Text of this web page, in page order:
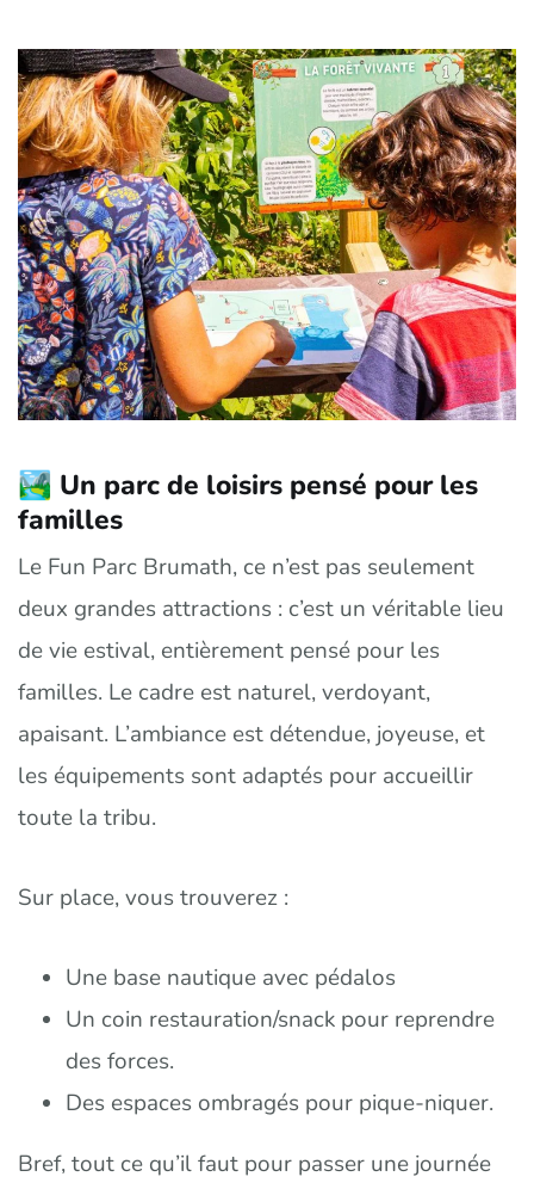
🏞️ Un parc de loisirs pensé pour les
familles
Le Fun Parc Brumath, ce n’est pas seulement
deux grandes attractions : c’est un véritable lieu
de vie estival, entièrement pensé pour les
familles. Le cadre est naturel, verdoyant,
apaisant. L’ambiance est détendue, joyeuse, et
les équipements sont adaptés pour accueillir
toute la tribu.
Sur place, vous trouverez :
Une base nautique avec pédalos
Un coin restauration/snack pour reprendre
des forces.
Des espaces ombragés pour pique-niquer.
Bref, tout ce qu’il faut pour passer une journée